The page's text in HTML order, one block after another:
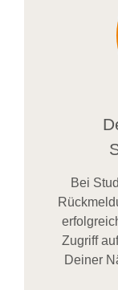
Bei
Zugriff
Deiner